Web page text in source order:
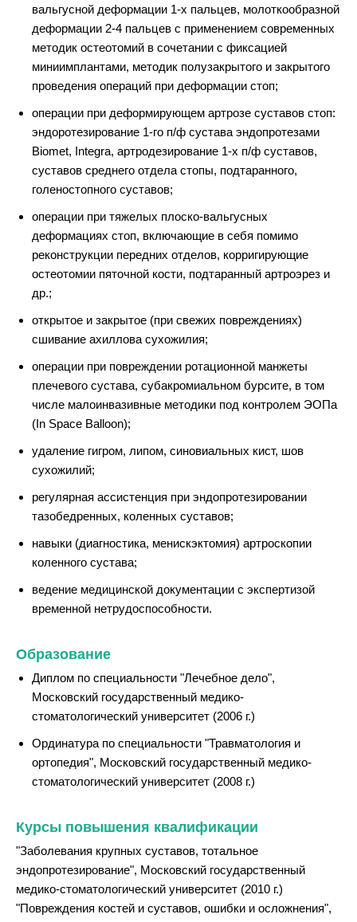
вальгусной деформации 1-х пальцев, молоткообразной
деформации 2-4 пальцев с применением современных
методик остеотомий в сочетании с фиксацией
миниимплантами, методик полузакрытого и закрытого
проведения операций при деформации стоп;
операции при деформирующем артрозе суставов стоп:
эндоротезирование 1-го п/ф сустава эндопротезами
Biomet, Integra, артродезирование 1-х п/ф суставов,
суставов среднего отдела стопы, подтаранного,
голеностопного суставов;
операции при тяжелых плоско-вальгусных
деформациях стоп, включающие в себя помимо
реконструкции передних отделов, корригирующие
остеотомии пяточной кости, подтаранный артроэрез и
др.;
открытое и закрытое (при свежих повреждениях)
сшивание ахиллова сухожилия;
операции при повреждении ротационной манжеты
плечевого сустава, субакромиальном бурсите, в том
числе малоинвазивные методики под контролем ЭОПа
(In Space Balloon);
удаление гигром, липом, синовиальных кист, шов
сухожилий;
регулярная ассистенция при эндопротезировании
тазобедренных, коленных суставов;
навыки (диагностика, менискэктомия) артроскопии
коленного сустава;
ведение медицинской документации с экспертизой
временной нетрудоспособности.
Образование
Диплом по специальности "Лечебное дело",
Московский государственный медико-
стоматологический университет (2006 г.)
Ординатура по специальности "Травматология и
ортопедия", Московский государственный медико-
стоматологический университет (2008 г.)
Курсы повышения квалификации
"Заболевания крупных суставов, тотальное
эндопротезирование", Московский государственный
медико-стоматологический университет (2010 г.)
"Повреждения костей и суставов, ошибки и осложнения",